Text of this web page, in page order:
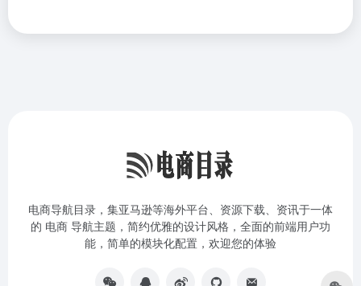
电商导航目录，集亚马逊等海外平台、资源下载、资讯于一体
的 电商 导航主题，简约优雅的设计风格，全面的前端用户功
能，简单的模块化配置，欢迎您的体验